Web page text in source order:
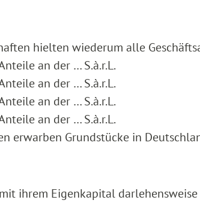
hielten wiederum alle
an der … S.à.r.L.
an der … S.à.r.L.
an der … S.à.r.L.
an der … S.à.r.L.
erwarben Grundstücke in
ihrem Eigenkapital